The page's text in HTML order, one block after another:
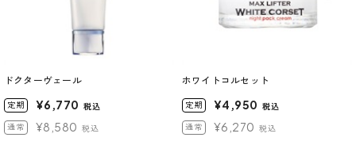
ドクターヴェール
定期 ¥6,770 税込
通常 ¥8,580 税込
ホワイトコルセット
定期 ¥4,950 税込
通常 ¥6,270 税込